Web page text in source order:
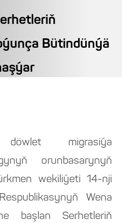
Bütindünýä
döwlet migrasiýa
orunbasarynyň
wekiliýeti 14-nji
Wena
başlan Serhetleriň